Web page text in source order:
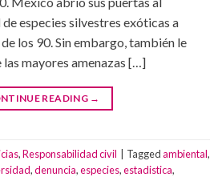
especies silvestres exóticas a
los 90. Sin embargo, también le
mayores amenazas […]
READING →
,Responsabilidad civil Taggedambiental,
,denuncia,especies,estadistica,